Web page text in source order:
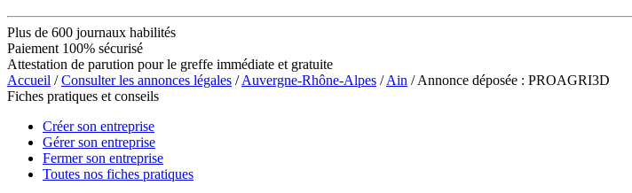
Plus de 600 journaux habilités
Paiement 100% sécurisé
Attestation de parution pour le greffe immédiate et gratuite
Accueil /Consulter les annonces légales /Auvergne-Rhône-Alpes /Ain / Annonce déposée : PROAGRI3D
Fiches pratiques et conseils
Créer son entreprise
Gérer son entreprise
Fermer son entreprise
Toutes nos fiches pratiques